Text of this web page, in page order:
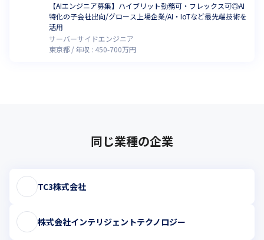
【AIエンジニア募集】ハイブリット勤務可・フレックス可◎AI
特化の子会社出向/グロース上場企業/AI・IoTなど最先端技術を
活用
サーバーサイドエンジニア
東京都
年収 : 450-700万円
同じ業種の企業
TC3株式会社
株式会社インテリジェントテクノロジー